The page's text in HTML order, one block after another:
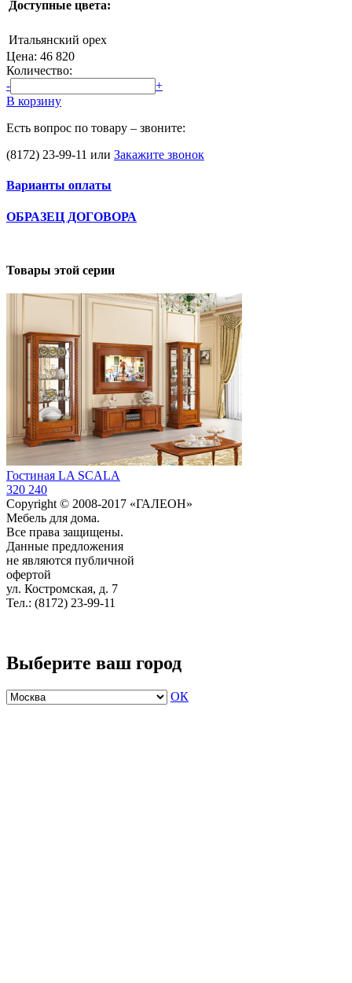
Доступные цвета:
Итальянский орех
Цена: 46 820
Количество:
-
+
В корзину
Есть вопрос по товару – звоните:
(8172) 23-99-11 или Закажите звонок
Варианты оплаты
ОБРАЗЕЦ ДОГОВОРА
Товары этой серии
Гостиная LA SCALA
320 240
Copyright © 2008-2017 «ГАЛЕОН»
Мебель для дома.
Все права защищены.
Данные предложения
не являются публичной
офертой
ул. Костромская, д. 7
Тел.: (8172) 23-99-11
Выберите ваш город
ОК